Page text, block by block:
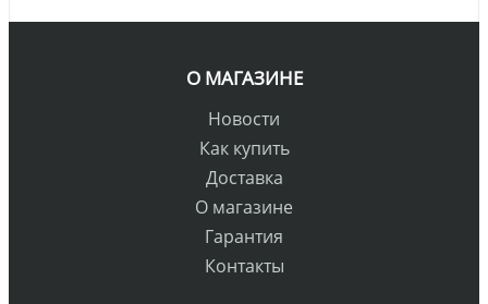
О МАГАЗИНЕ
Новости
Как купить
Доставка
О магазине
Гарантия
Контакты